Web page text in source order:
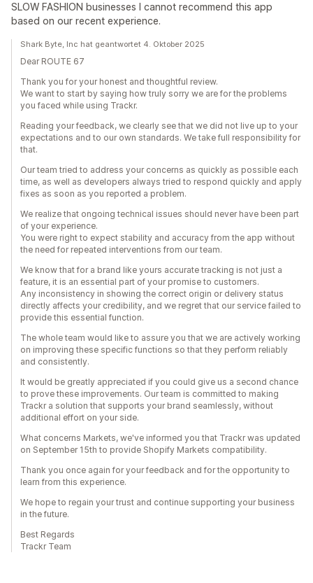
SLOW FASHION businesses I cannot recommend this app
based on our recent experience.
Shark Byte, Inc hat geantwortet 4. Oktober 2025
Dear ROUTE 67
Thank you for your honest and thoughtful review.
We want to start by saying how truly sorry we are for the problems
you faced while using Trackr.
Reading your feedback, we clearly see that we did not live up to your
expectations and to our own standards. We take full responsibility for
that.
Our team tried to address your concerns as quickly as possible each
time, as well as developers always tried to respond quickly and apply
fixes as soon as you reported a problem.
We realize that ongoing technical issues should never have been part
of your experience.
You were right to expect stability and accuracy from the app without
the need for repeated interventions from our team.
We know that for a brand like yours accurate tracking is not just a
feature, it is an essential part of your promise to customers.
Any inconsistency in showing the correct origin or delivery status
directly affects your credibility, and we regret that our service failed to
provide this essential function.
The whole team would like to assure you that we are actively working
on improving these specific functions so that they perform reliably
and consistently.
It would be greatly appreciated if you could give us a second chance
to prove these improvements. Our team is committed to making
Trackr a solution that supports your brand seamlessly, without
additional effort on your side.
What concerns Markets, we've informed you that Trackr was updated
on September 15th to provide Shopify Markets compatibility.
Thank you once again for your feedback and for the opportunity to
learn from this experience.
We hope to regain your trust and continue supporting your business
in the future.
Best Regards
Trackr Team